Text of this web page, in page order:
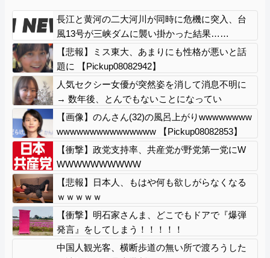
長江と黄河の二大河川が同時に危機に突入、台
風13号が三峡ダムに襲い掛かった結果……
【悲報】ミス東大、あまりにも性格が悪いと話
題に 【Pickup08082942】
人気セクシー女優が突然姿を消して消息不明に
→ 数年後、とんでもないことになってい
た・・・
【画像】のんさん(32)の風呂上がりwwwwwwww
wwwwwwwwwwwwwww 【Pickup08082853】
【衝撃】政党支持率、共産党が野党第一党にW
WWWWWWWWWW
【悲報】日本人、もはや何も欲しがらなくなる
ｗｗｗｗｗ
【衝撃】明石家さんま、どこでもドアで『爆弾
発言』をしてしまう！！！！！
中国人観光客、横断歩道の無い所で渡ろうした